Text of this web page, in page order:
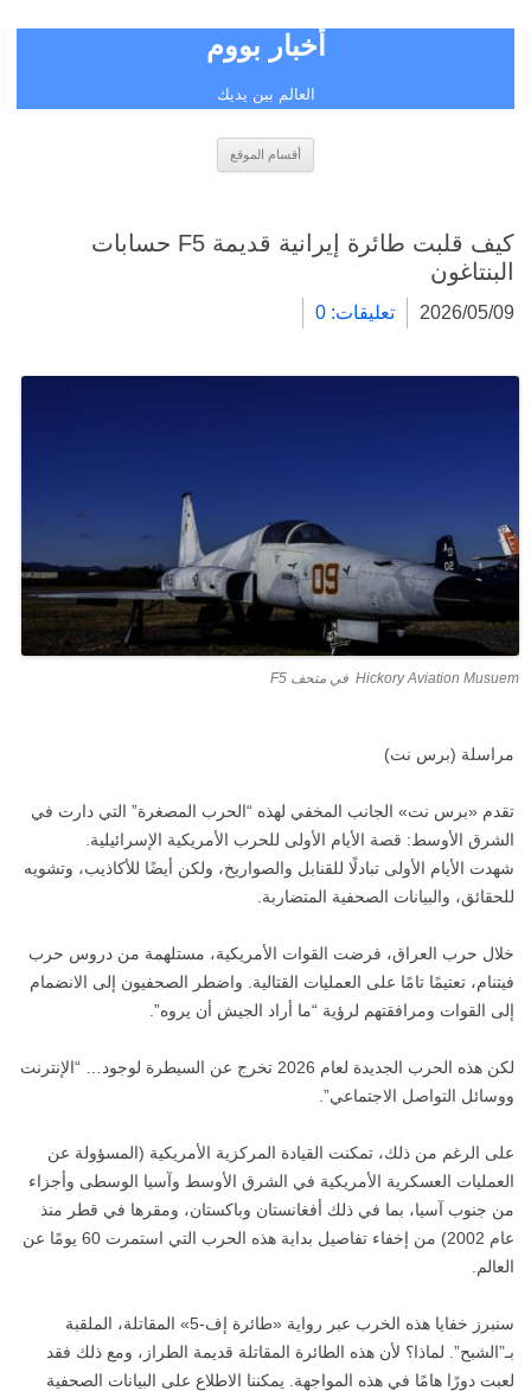
أخبار بووم
العالم بين يديك
أقسام الموقع
كيف قلبت طائرة إيرانية قديمة F5 حسابات
البنتاغون
2026/05/09 تعليقات: 0
Hickory Aviation Musuem في متحف F5
مراسلة (برس نت)
تقدم «برس نت» الجانب المخفي لهذه “الحرب المصغرة” التي دارت في
الشرق الأوسط: قصة الأيام الأولى للحرب الأمريكية الإسرائيلية.
شهدت الأيام الأولى تبادلًا للقنابل والصواريخ، ولكن أيضًا للأكاذيب، وتشويه
للحقائق، والبيانات الصحفية المتضاربة.
خلال حرب العراق، فرضت القوات الأمريكية، مستلهمة من دروس حرب
فيتنام، تعتيمًا تامًا على العمليات القتالية. واضطر الصحفيون إلى الانضمام
إلى القوات ومرافقتهم لرؤية “ما أراد الجيش أن يروه”.
لكن هذه الحرب الجديدة لعام 2026 تخرج عن السيطرة لوجود… “الإنترنت
ووسائل التواصل الاجتماعي”.
على الرغم من ذلك، تمكنت القيادة المركزية الأمريكية (المسؤولة عن
العمليات العسكرية الأمريكية في الشرق الأوسط وآسيا الوسطى وأجزاء
من جنوب آسيا، بما في ذلك أفغانستان وباكستان، ومقرها في قطر منذ
عام 2002) من إخفاء تفاصيل بداية هذه الحرب التي استمرت 60 يومًا عن
العالم.
سنبرز خفايا هذه الخرب عبر رواية «طائرة إف-5» المقاتلة، الملقبة
بـ”الشبح”. لماذا؟ لأن هذه الطائرة المقاتلة قديمة الطراز، ومع ذلك فقد
لعبت دورًا هامًا في هذه المواجهة. يمكننا الاطلاع على البيانات الصحفية